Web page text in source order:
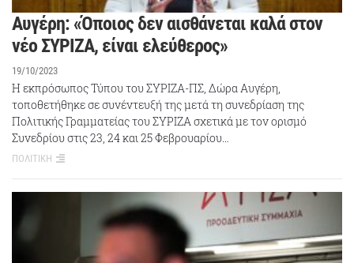
Αυγέρη: «Όποιος δεν αισθάνεται καλά στον
νέο ΣΥΡΙΖΑ, είναι ελεύθερος»
19/10/2023
Η εκπρόσωπος Τύπου του ΣΥΡΙΖΑ-ΠΣ, Δώρα Αυγέρη,
τοποθετήθηκε σε συνέντευξή της μετά τη συνεδρίαση της
Πολιτικής Γραμματείας του ΣΥΡΙΖΑ σχετικά με τον ορισμό
Συνεδρίου στις 23, 24 και 25 Φεβρουαρίου…
ΠΟΛΙΤΙΚΗ